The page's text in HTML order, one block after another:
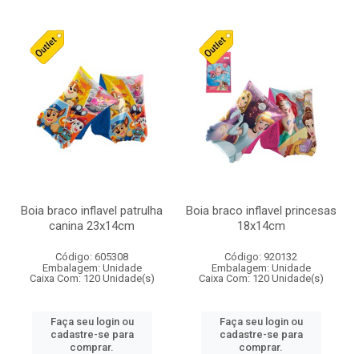
Boia braco inflavel patrulha
canina 23x14cm
Código: 605308
Embalagem: Unidade
Caixa Com: 120 Unidade(s)
Faça seu login ou
cadastre-se para
comprar.
Boia braco inflavel princesas
18x14cm
Código: 920132
Embalagem: Unidade
Caixa Com: 120 Unidade(s)
Faça seu login ou
cadastre-se para
comprar.